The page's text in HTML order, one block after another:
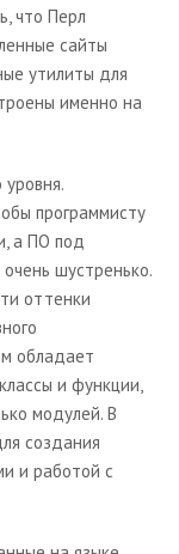
что Перл
сайты
утилиты для
именно на
программисту
а ПО под
шустренько.
оттенки
обладает
и функции,
модулей. В
создания
и работой с